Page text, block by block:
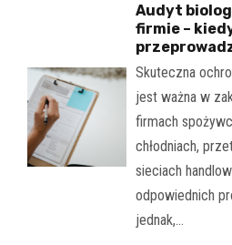
Audyt
firmie –
Skuteczna
jest ważna w
firmach
chłodniach,
sieciach
odpowiednich
jednak,…